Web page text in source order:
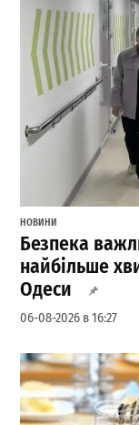
НОВИНИ
Безпека
найбільше
Одеси
06-08-2026 в 16:27